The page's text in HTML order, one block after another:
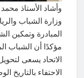
وأشاد الأستاذ
وزارة الشباب
المبادرة وتمكين
مؤكدًا أن الشباب
الاتحاد يسعى
الاحتفاء